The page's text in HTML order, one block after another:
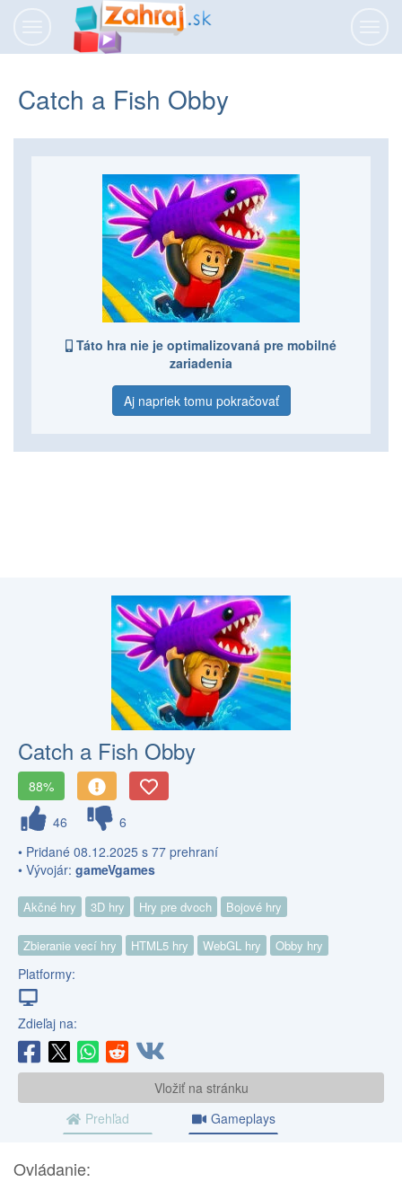
navigáciu
Catch a Fish Obby
Táto hra nie je optimalizovaná pre mobilné
zariadenia
Aj napriek tomu pokračovať
Catch a Fish Obby
88%
46
6
• Pridané 08.12.2025 s 77 prehraní
• Vývojár: gameVgames
Akčné hry 3D hry Hry pre dvoch Bojové hry
Zbieranie vecí hry HTML5 hry WebGL hry Obby hry
Platformy:
Zdieľaj na:
Vložiť na stránku
Prehľad
Gameplays
Ovládanie: